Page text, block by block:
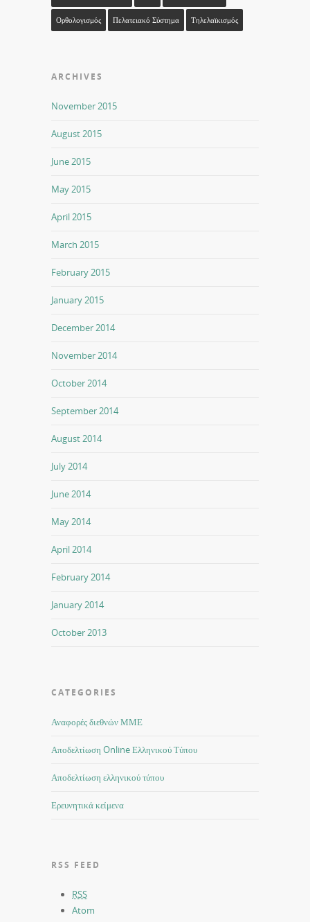
Ορθολογισμός Πελατειακό Σύστημα Τηλελαϊκισμός
ARCHIVES
November 2015
August 2015
June 2015
May 2015
April 2015
March 2015
February 2015
January 2015
December 2014
November 2014
October 2014
September 2014
August 2014
July 2014
June 2014
May 2014
April 2014
February 2014
January 2014
October 2013
CATEGORIES
Αναφορές διεθνών ΜΜΕ
Αποδελτίωση Online Ελληνικού Τύπου
Αποδελτίωση ελληνικού τύπου
Ερευνητικά κείμενα
RSS FEED
RSS
Atom